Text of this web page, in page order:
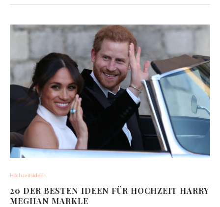
Hochzeitsideen
20 DER BESTEN IDEEN FÜR HOCHZEIT HARRY
MEGHAN MARKLE